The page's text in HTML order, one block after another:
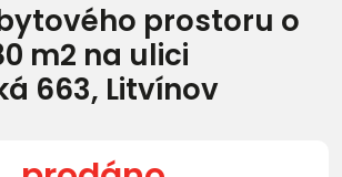
prostoru o
m2 na ulici
663, Litvínov